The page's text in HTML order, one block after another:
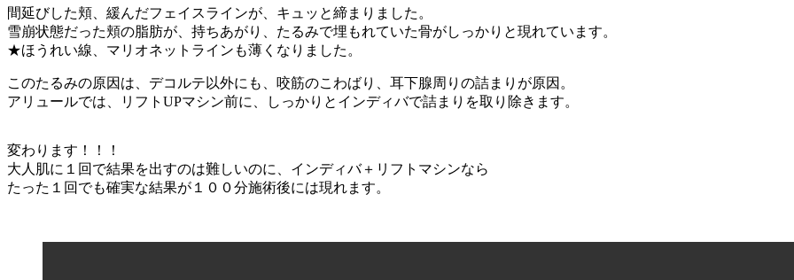
間延びした頬、緩んだフェイスラインが、キュッと締まりました。
雪崩状態だった頬の脂肪が、持ちあがり、たるみで埋もれていた骨がしっかりと現れています。
★ほうれい線、マリオネットラインも薄くなりました。
このたるみの原因は、デコルテ以外にも、咬筋のこわばり、耳下腺周りの詰まりが原因。
アリュールでは、リフトUPマシン前に、しっかりとインディバで詰まりを取り除きます。
変わります！！！
大人肌に１回で結果を出すのは難しいのに、インディバ＋リフトマシンなら
たった１回でも確実な結果が１００分施術後には現れます。